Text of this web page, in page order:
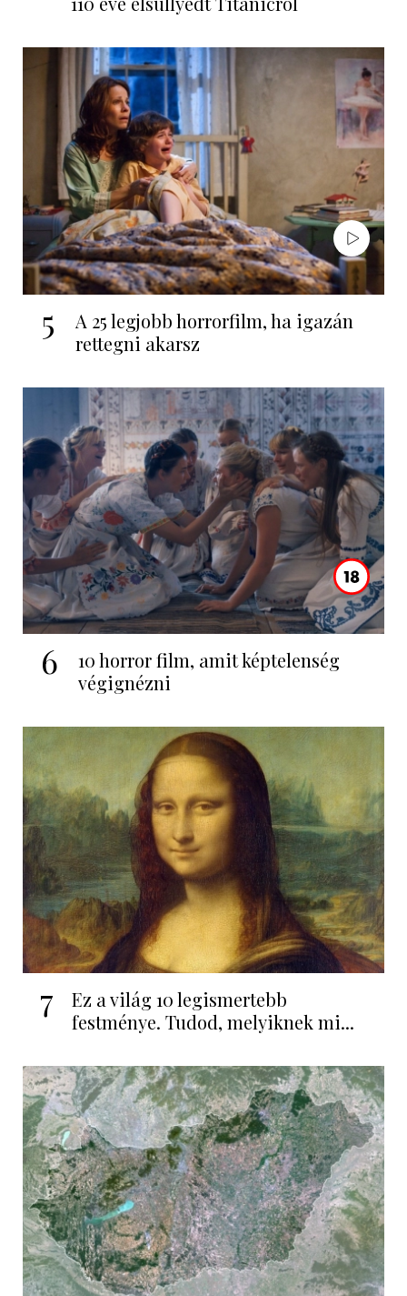
5
A 25 legjobb horrorfilm, ha igazán
rettegni akarsz
6
10 horror film, amit képtelenség
végignézni
7
Ez a világ 10 legismertebb
festménye. Tudod, melyiknek mi...